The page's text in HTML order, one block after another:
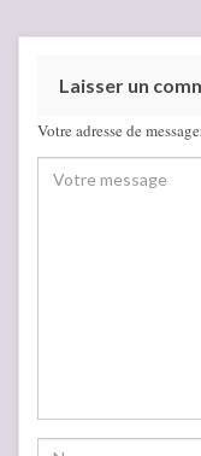
Laisser un
Votre adresse de